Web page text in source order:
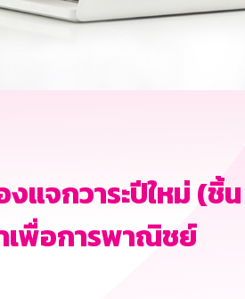
แจกวาระปีใหม่ (ชิ้น
เพื่อการพาณิชย์